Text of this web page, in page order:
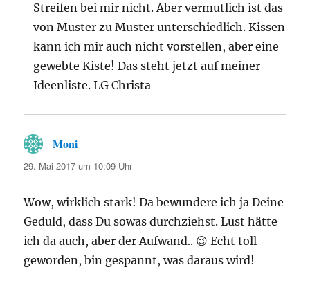
Streifen bei mir nicht. Aber vermutlich ist das
von Muster zu Muster unterschiedlich. Kissen
kann ich mir auch nicht vorstellen, aber eine
gewebte Kiste! Das steht jetzt auf meiner
Ideenliste. LG Christa
Moni
29. Mai 2017 um 10:09 Uhr
Wow, wirklich stark! Da bewundere ich ja Deine
Geduld, dass Du sowas durchziehst. Lust hätte
ich da auch, aber der Aufwand.. 😉 Echt toll
geworden, bin gespannt, was daraus wird!